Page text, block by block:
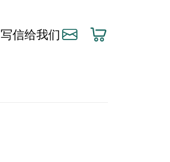
写信给我们